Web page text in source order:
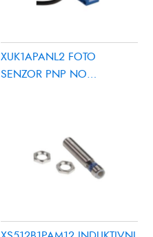
XUK1APANL2 FOTO
SENZOR PNP NO